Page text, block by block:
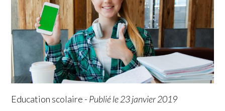
Education scolaire - Publié le 23 janvier 2019